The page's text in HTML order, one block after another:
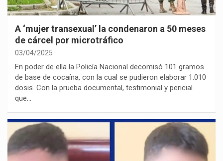
A ‘mujer transexual’ la condenaron a 50 meses
de cárcel por microtráfico
03/04/2025
En poder de ella la Policía Nacional decomisó 101 gramos
de base de cocaína, con la cual se pudieron elaborar 1.010
dosis. Con la prueba documental, testimonial y pericial
que…